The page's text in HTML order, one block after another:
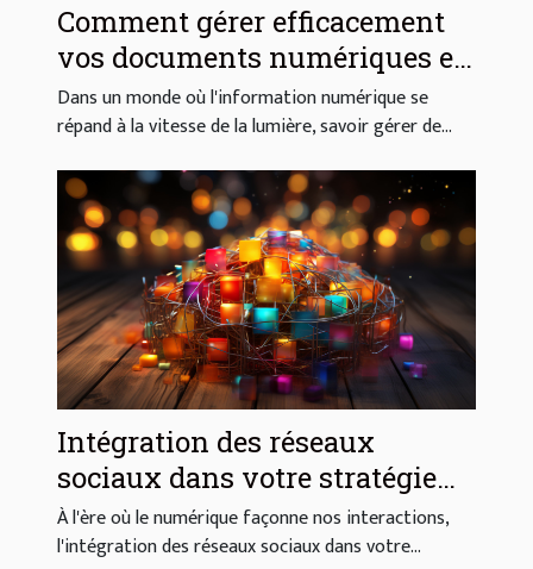
Comment gérer efficacement
vos documents numériques en
toute sécurité
Dans un monde où l'information numérique se
répand à la vitesse de la lumière, savoir gérer de...
Intégration des réseaux
sociaux dans votre stratégie
numérique
À l'ère où le numérique façonne nos interactions,
l'intégration des réseaux sociaux dans votre...